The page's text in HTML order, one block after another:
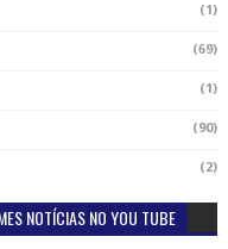
(1)
(69)
(1)
(90)
(2)
NOTÍCIAS NO YOU TUBE